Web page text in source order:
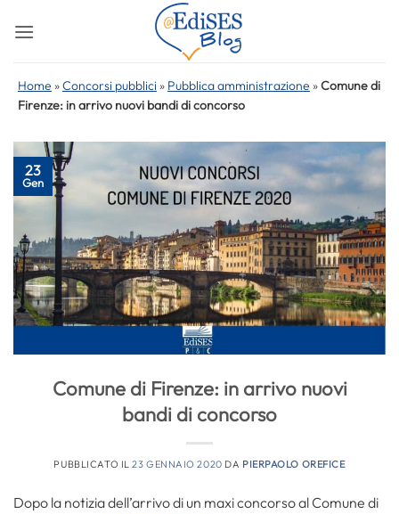
Home »Concorsi pubblici » Pubblica amministrazione »Comune di
Firenze: in arrivo nuovi bandi di concorso
23
Gen
Comune di Firenze: in arrivo nuovi
bandi di concorso
PUBBLICATO IL23 GENNAIO 2020 DA PIERPAOLO OREFICE
Dopo la notizia dell’arrivo di un maxi concorso al Comune di